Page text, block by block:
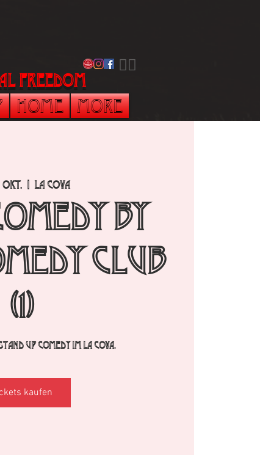
freedom
​🏳️‍🌈
Home More
Okt.
  |
La Cova
by
Club
(1)
Up Comedy im La Cova.
kaufen